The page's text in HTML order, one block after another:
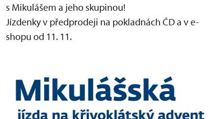
s Mikulášem a jeho skupinou!
Jízdenky v předprodeji na pokladnách ČD a v e-
shopu od 11. 11.